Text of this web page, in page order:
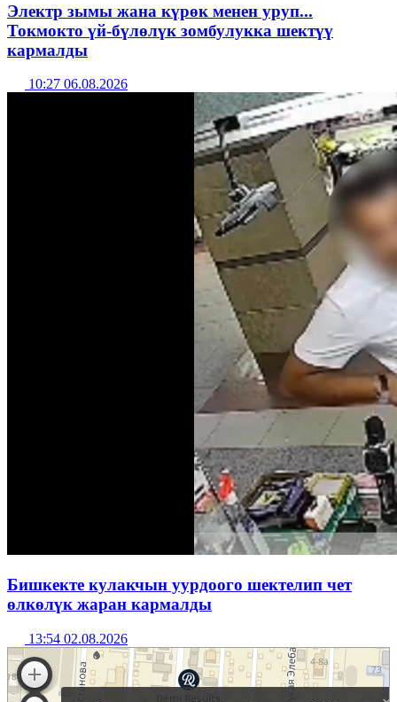
Электр зымы жана күрөк менен уруп...
Токмокто үй-бүлөлүк зомбулукка шектүү
кармалды
10:27 06.08.2026
Бишкекте кулакчын уурдоого шектелип чет
өлкөлүк жаран кармалды
13:54 02.08.2026